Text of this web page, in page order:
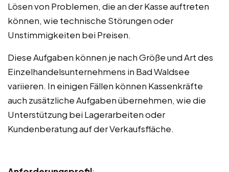
Lösen von Problemen, die an der Kasse auftreten
können, wie technische Störungen oder
Unstimmigkeiten bei Preisen.
Diese Aufgaben können je nach Größe und Art des
Einzelhandelsunternehmens in Bad Waldsee
variieren. In einigen Fällen können Kassenkräfte
auch zusätzliche Aufgaben übernehmen, wie die
Unterstützung bei Lagerarbeiten oder
Kundenberatung auf der Verkaufsfläche.